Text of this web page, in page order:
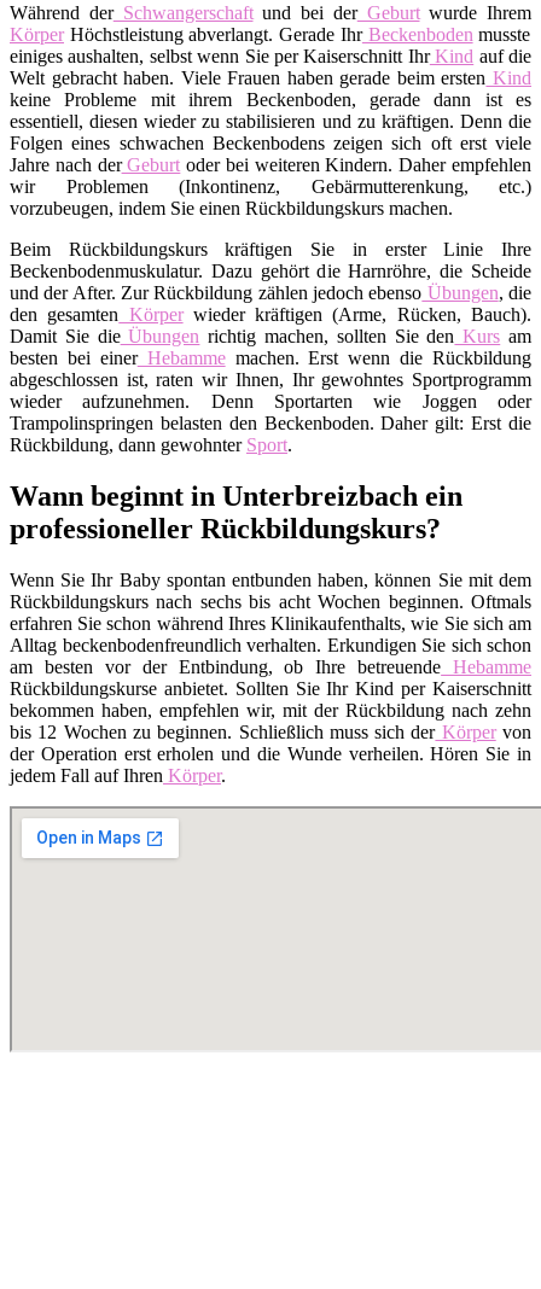
Während derSchwangerschaftund bei derGeburtwurde Ihrem
KörperHöchstleistung abverlangt. Gerade IhrBeckenboden musste
einiges aushalten, selbst wenn Sie per Kaiserschnitt IhrKind auf die
Welt gebracht haben. Viele Frauen haben gerade beim ersten Kind
keine Probleme mit ihrem Beckenboden, gerade dann ist es
essentiell, diesen wieder zu stabilisieren und zu kräftigen. Denn die
Folgen eines schwachen Beckenbodens zeigen sich oft erst viele
Jahre nach derGeburt oder bei weiteren Kindern. Daher empfehlen
wir Problemen (Inkontinenz, Gebärmutterenkung, etc.)
vorzubeugen, indem Sie einen Rückbildungskurs machen.
Beim Rückbildungskurs kräftigen Sie in erster Linie Ihre
Beckenbodenmuskulatur. Dazu gehört die Harnröhre, die Scheide
und der After. Zur Rückbildung zählen jedoch ebenso Übungen, die
den gesamten Körperwieder kräftigen (Arme, Rücken, Bauch).
Damit Sie dieÜbungen richtig machen, sollten Sie den Kurs am
besten bei einerHebammemachen. Erst wenn die Rückbildung
abgeschlossen ist, raten wir Ihnen, Ihr gewohntes Sportprogramm
wieder aufzunehmen. Denn Sportarten wie Joggen oder
Trampolinspringen belasten den Beckenboden. Daher gilt: Erst die
Rückbildung, dann gewohnter Sport.
Wann beginnt in Unterbreizbach ein
professioneller Rückbildungskurs?
Wenn Sie Ihr Baby spontan entbunden haben, können Sie mit dem
Rückbildungskurs nach sechs bis acht Wochen beginnen. Oftmals
erfahren Sie schon während Ihres Klinikaufenthalts, wie Sie sich am
Alltag beckenbodenfreundlich verhalten. Erkundigen Sie sich schon
am besten vor der Entbindung, ob Ihre betreuende Hebamme
Rückbildungskurse anbietet. Sollten Sie Ihr Kind per Kaiserschnitt
bekommen haben, empfehlen wir, mit der Rückbildung nach zehn
bis 12 Wochen zu beginnen. Schließlich muss sich derKörpervon
der Operation erst erholen und die Wunde verheilen. Hören Sie in
jedem Fall auf Ihren Körper.